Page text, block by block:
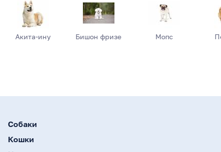
Акита-ину Бишон фризе Мопс
Собаки
Кошки